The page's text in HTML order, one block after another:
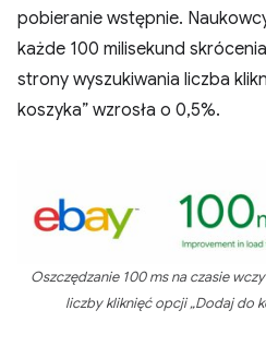
pobieranie wstępnie.
każde 100 milisekund
strony wyszukiwania liczba
koszyka” wzrosła o 0,5%.
Oszczędzanie 100 ms na czasie
liczby kliknięć opcji „Dodaj do